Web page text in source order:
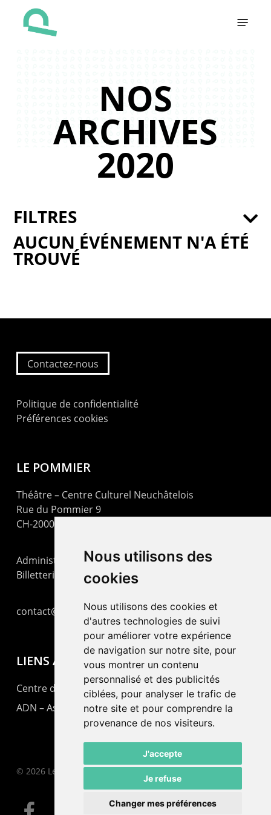
Nous utilisons des
cookies
Nous utilisons des cookies et
d'autres technologies de suivi
pour améliorer votre expérience
de navigation sur notre site, pour
vous montrer un contenu
personnalisé et des publicités
ciblées, pour analyser le trafic de
notre site et pour comprendre la
provenance de nos visiteurs.
J'accepte
Je refuse
Changer mes préférences
NOS
ARCHIVES
2020
AUCUN ÉVÉNEMENT N'A ÉTÉ
TROUVÉ
FILTRES
Contactez-nous
Politique de confidentialité
Préférences cookies
LE POMMIER
Théâtre – Centre Culturel Neuchâtelois
Rue du Pommier 9
CH-2000 Neuchâtel
Administration : +41 32 725 03 03
Billetterie : +41 32 725 05 05
contact@lepommier.ch
LIENS AMIS
Centre de culture ABC
ADN – Association Danse Neuchâtel
© 2026 Le Pommier.
facebook email